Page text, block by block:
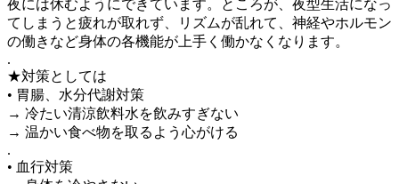
夜には休むようにできています。ところが、夜型生活になっ
てしまうと疲れが取れず、リズムが乱れて、神経やホルモン
の働きなど身体の各機能が上手く働かなくなります。
.
★対策としては
• 胃腸、水分代謝対策
→ 冷たい清涼飲料水を飲みすぎない
→ 温かい食べ物を取るよう心がける
.
• 血行対策